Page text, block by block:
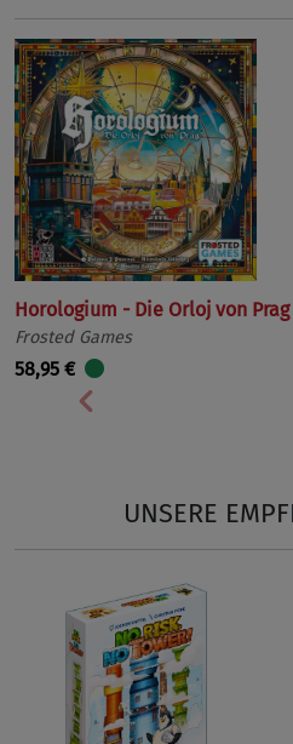
Horologium - Die Orloj von Prag
Frosted Games
58,95 €
Vorherige
UNSERE